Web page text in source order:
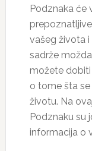
Podznaka će
vašeg života
sadrže
možete
o tome šta
životu. Na
Podznaku su
informacija o